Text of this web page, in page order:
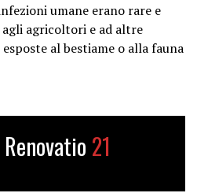
umane erano rare e
agli agricoltori e ad altre
al bestiame o alla fauna
21